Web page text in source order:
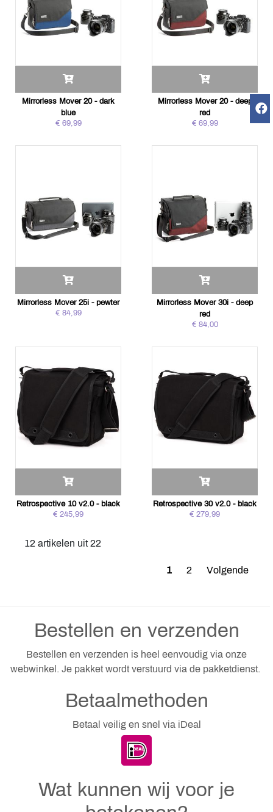
Mirrorless Mover 20 - dark
blue
€ 69,99
Mirrorless Mover 20 - deep
red
€ 69,99
Mirrorless Mover 25i - pewter
€ 84,99
Mirrorless Mover 30i - deep
red
€ 84,00
Retrospective 10 v2.0 - black
€ 245,99
Retrospective 30 v2.0 - black
€ 279,99
12 artikelen uit 22
1 2 Volgende
Bestellen en verzenden
Bestellen en verzenden is heel eenvoudig via onze
webwinkel. Je pakket wordt verstuurd via de pakketdienst.
Betaalmethoden
Betaal veilig en snel via iDeal
Wat kunnen wij voor je